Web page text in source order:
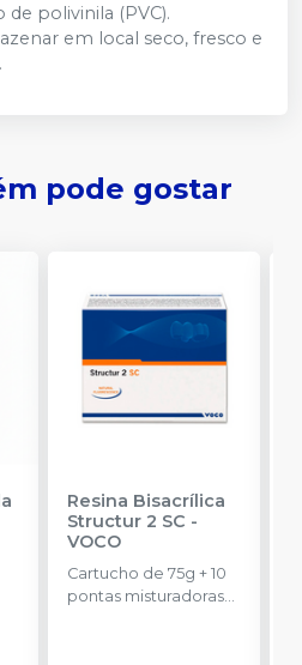
de polivinila (PVC).
em local seco, fresco e
pode gostar
Resina Bisacrílica
Structur 2 SC -
VOCO
Cartucho de 75g + 10
pontas misturadoras